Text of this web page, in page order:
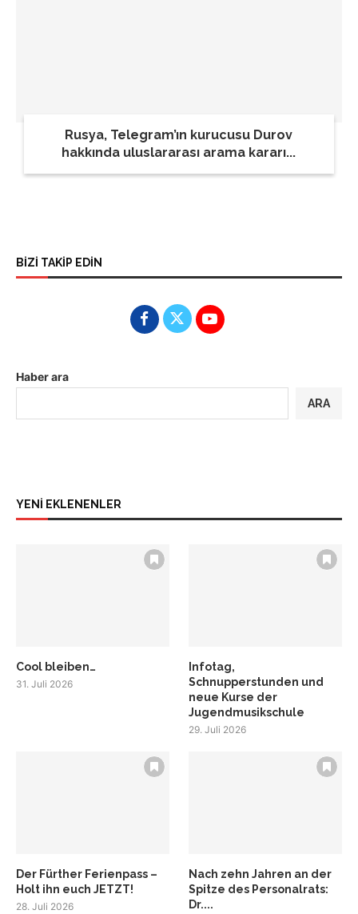
Rusya, Telegram’ın kurucusu Durov
hakkında uluslararası arama kararı...
BİZİ TAKİP EDİN
Haber ara
ARA
YENİ EKLENENLER
Cool bleiben…
31. Juli 2026
Infotag,
Schnupperstunden und
neue Kurse der
Jugendmusikschule
29. Juli 2026
Der Fürther Ferienpass –
Holt ihn euch JETZT!
28. Juli 2026
Nach zehn Jahren an der
Spitze des Personalrats:
Dr....